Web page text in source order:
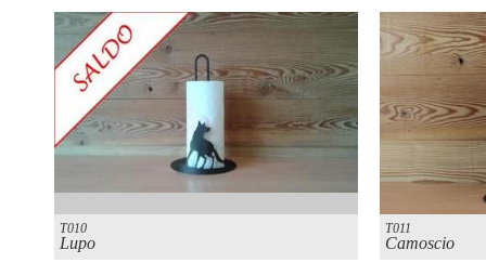
T010
Lupo
T011
Camoscio